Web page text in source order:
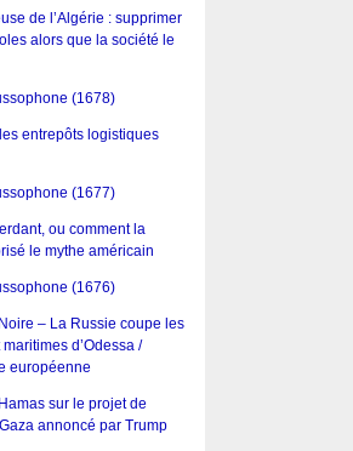
de l’Algérie : supprimer
alors que la société le
(1678)
entrepôts logistiques
(1677)
ou comment la
le mythe américain
(1676)
– La Russie coupe les
d’Odessa /
européenne
sur le projet de
annoncé par Trump